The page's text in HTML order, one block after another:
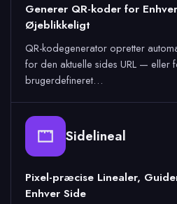
Generer QR-koder for
Øjeblikkeligt
QR-kodegenerator opretter
for den aktuelle sides URL — eller
brugerdefineret…
Sidelineal
Pixel-præcise Linealer,
Enhver Side